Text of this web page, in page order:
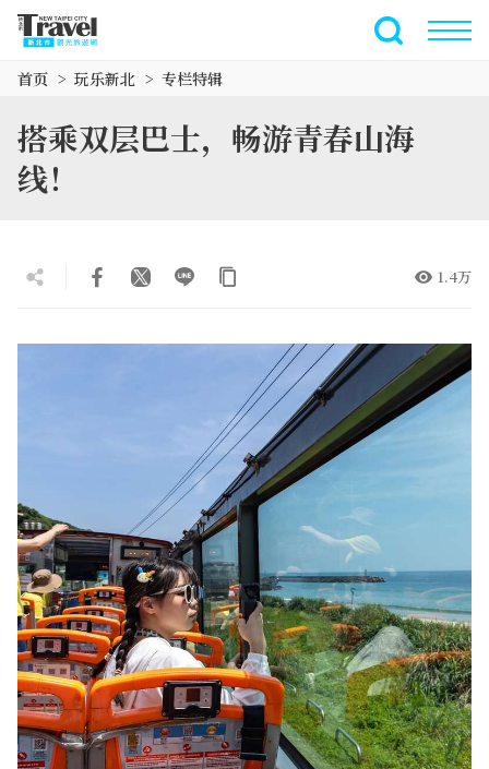
全文搜索
首页 玩乐新北 专栏特辑
搭乘双层巴士，畅游青春山海
线！
1.4万